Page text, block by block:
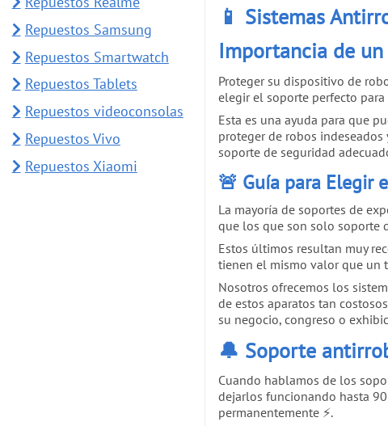
📱 Sistemas
Importancia de
Proteger su dispositivo de
elegir el soporte perfecto
Esta es una ayuda para que
proteger de robos
soporte de seguridad
🚨 Guía para Elegir
La mayoría de soportes de
que los que son solo soporte
Estos últimos resultan muy
tienen el mismo valor que un
Nosotros ofrecemos los
de estos aparatos tan
su negocio, congreso o
🔔 Soporte
Cuando hablamos de los
dejarlos funcionando hasta
permanentemente ⚡.
Repuestos Samsung
Repuestos Smartwatch
Repuestos Tablets
Repuestos videoconsolas
Repuestos Vivo
Repuestos Xiaomi